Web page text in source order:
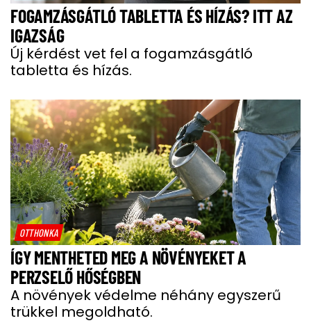
FOGAMZÁSGÁTLÓ TABLETTA ÉS HÍZÁS? ITT AZ
IGAZSÁG
Új kérdést vet fel a fogamzásgátló
tabletta és hízás.
OTTHONKA
ÍGY MENTHETED MEG A NÖVÉNYEKET A
PERZSELŐ HŐSÉGBEN
A növények védelme néhány egyszerű
trükkel megoldható.